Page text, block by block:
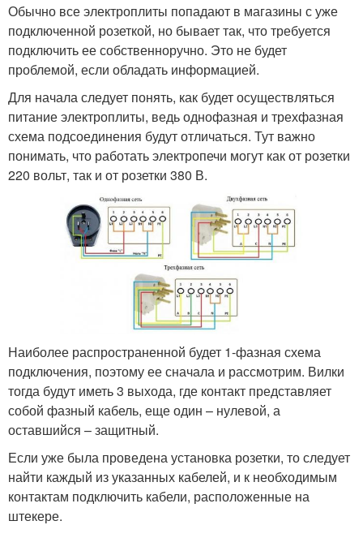
Обычно все электроплиты попадают в магазины с уже
подключенной розеткой, но бывает так, что требуется
подключить ее собственноручно. Это не будет
проблемой, если обладать информацией.
Для начала следует понять, как будет осуществляться
питание электроплиты, ведь однофазная и трехфазная
схема подсоединения будут отличаться. Тут важно
понимать, что работать электропечи могут как от розетки
220 вольт, так и от розетки 380 В.
Наиболее распространенной будет 1-фазная схема
подключения, поэтому ее сначала и рассмотрим. Вилки
тогда будут иметь 3 выхода, где контакт представляет
собой фазный кабель, еще один – нулевой, а
оставшийся – защитный.
Если уже была проведена установка розетки, то следует
найти каждый из указанных кабелей, и к необходимым
контактам подключить кабели, расположенные на
штекере.